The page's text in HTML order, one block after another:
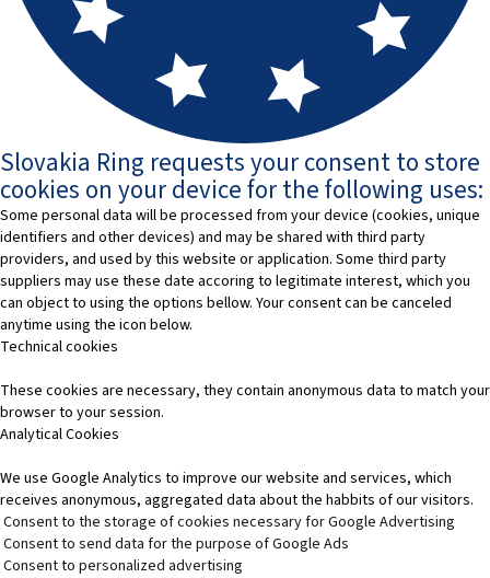
Slovakia Ring requests your consent to store
cookies on your device for the following uses:
Some personal data will be processed from your device (cookies, unique
identifiers and other devices) and may be shared with third party
providers, and used by this website or application. Some third party
suppliers may use these date accoring to legitimate interest, which you
can object to using the options bellow. Your consent can be canceled
anytime using the icon below.
Technical cookies
These cookies are necessary, they contain anonymous data to match your
browser to your session.
Analytical Cookies
We use Google Analytics to improve our website and services, which
receives anonymous, aggregated data about the habbits of our visitors.
Consent to the storage of cookies necessary for Google Advertising
Consent to send data for the purpose of Google Ads
Consent to personalized advertising